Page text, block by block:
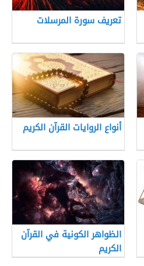
تعريف سورة المرسلات
أنواع الروايات القرآن الكريم
الظواهر الكونية في القرآن
الكريم